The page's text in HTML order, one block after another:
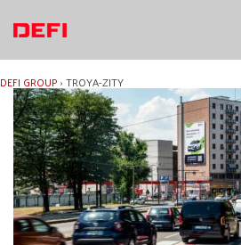
contenu
DEFI GROUP›TROYA-ZITY